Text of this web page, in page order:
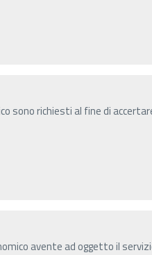
sono richiesti al fine di
avente ad oggetto il